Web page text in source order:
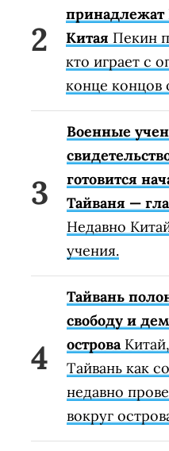
Китая Пекин
кто играет с
конце концов
Военные
готовится
Тайваня —
Недавно
учения.
Тайвань
свободу и
острова
Тайвань как
недавно
вокруг